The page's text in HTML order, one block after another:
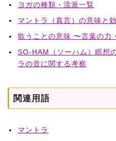
ヨガの種類・流派一覧
マントラ（真言）の意味と
歌うことの意味 〜言葉の力
SO-HAM（ソーハム）瞑想
ラの音に関する考察
関連用語
マントラ